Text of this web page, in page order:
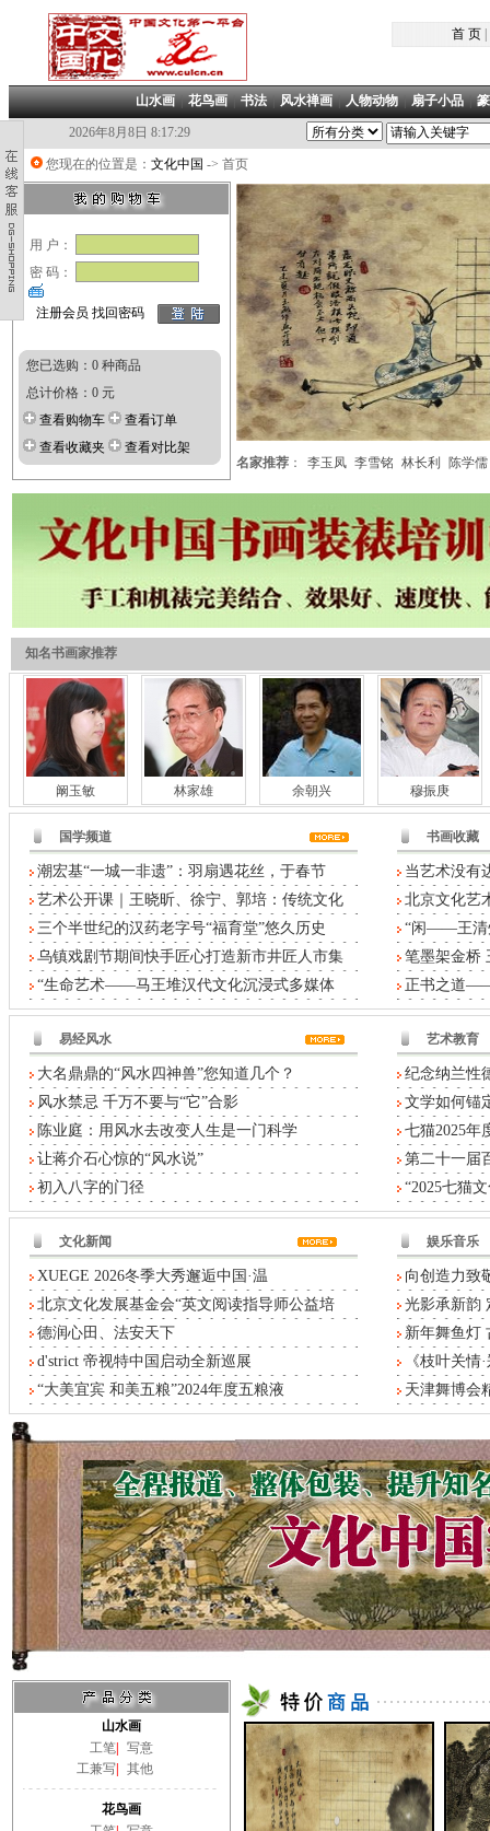
首 页|
山水画|花鸟画|书法|风水禅画|人物动物|扇子小品|
2026年8月8日 8:17:29
您现在的位置是： 文化中国 -> 首页
用 户：
密 码：
注册会员 找回密码
您已选购：0 种商品
总计价格：0 元
查看购物车
查看订单
查看收藏夹
查看对比架
名家推荐 ： 李玉凤 李雪铭 林长利 陈学儒
知名书画家推荐
阚玉敏 林家雄 余朝兴 穆振庚
国学频道
潮宏基“一城一非遗”：羽扇遇花丝，于春节
艺术公开课｜王晓昕、徐宁、郭培：传统文化
三个半世纪的汉药老字号“福育堂”悠久历史
乌镇戏剧节期间快手匠心打造新市井匠人市集
“生命艺术——马王堆汉代文化沉浸式多媒体
书画收藏
当艺术没有
北京文化艺
“闲——王清
笔墨架金桥
正书之道
易经风水
大名鼎鼎的“风水四神兽”您知道几个？
风水禁忌 千万不要与“它”合影
陈业庭：用风水去改变人生是一门科学
让蒋介石心惊的“风水说”
初入八字的门径
艺术教育
纪念纳兰性
文学如何锚
七猫2025年
第二十一届
“2025七猫
文化新闻
XUEGE 2026冬季大秀邂逅中国·温
北京文化发展基金会“英文阅读指导师公益培
德润心田、法安天下
d'strict 帝视特中国启动全新巡展
“大美宜宾 和美五粮”2024年度五粮液
娱乐音乐
向创造力致
光影承新韵
新年舞鱼灯
《枝叶关
天津舞博会
山水画
工笔|
写意
工兼写| 其他
花鸟画